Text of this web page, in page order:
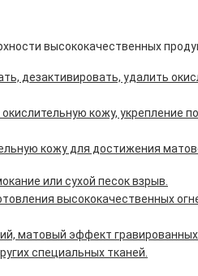
высококачественных
дезактивировать, удалить
кожу, укрепление
кожу для достижения
или сухой песок взрыв.
высококачественных
матовый эффект
специальных тканей.